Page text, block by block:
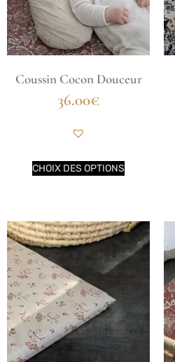
Coussin Cocon Douceur
36.00€
CHOIX DES OPTIONS